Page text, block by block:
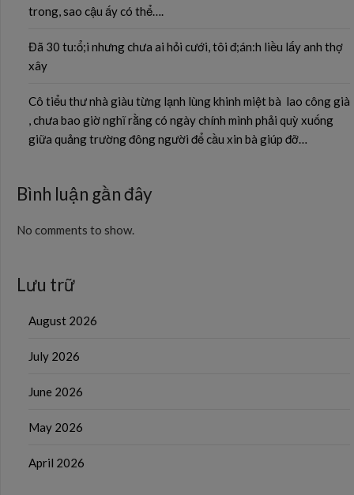
trong, sao cậu ấy có thể….
Đã 30 tu:ổ;i nhưng chưa ai hỏi cưới, tôi đ;án:h liều lấy anh thợ
xây
Cô tiểu thư nhà giàu từng lạnh lùng khinh miệt bà lao công già
, chưa bao giờ nghĩ rằng có ngày chính mình phải quỳ xuống
giữa quảng trường đông người để cầu xin bà giúp đỡ…
Bình luận gần đây
No comments to show.
Lưu trữ
August 2026
July 2026
June 2026
May 2026
April 2026